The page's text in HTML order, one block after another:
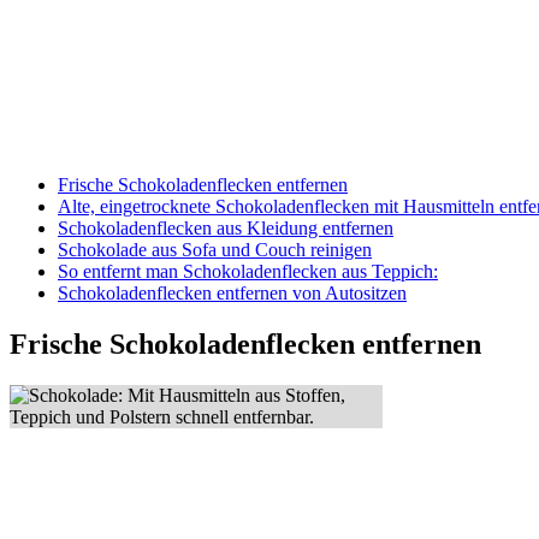
Frische Schokoladenflecken entfernen
Alte, eingetrocknete Schokoladenflecken mit Hausmitteln
Schokoladenflecken aus Kleidung entfernen
Schokolade aus Sofa und Couch reinigen
So entfernt man Schokoladenflecken aus Teppich:
Schokoladenflecken entfernen von Autositzen
Frische Schokoladenflecken entfernen